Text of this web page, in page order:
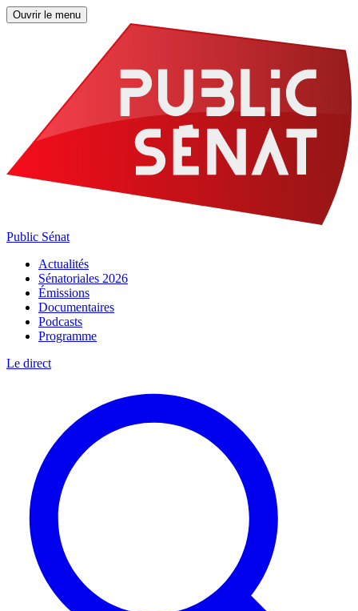
Ouvrir le menu
Public Sénat
Actualités
Sénatoriales 2026
Émissions
Documentaires
Podcasts
Programme
Le direct